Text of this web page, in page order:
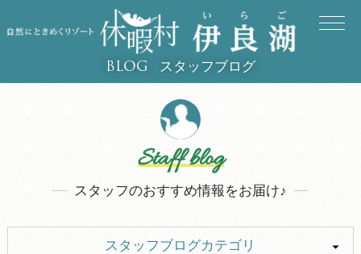
BLOG スタッフブログ
Staff blog
スタッフのおすすめ情報をお届け♪
スタッフブログカテゴリ